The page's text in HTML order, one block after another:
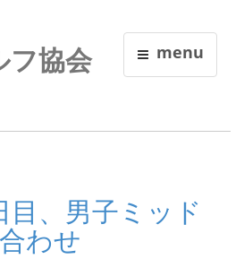
menu
フ協会
目、男子ミッド
わせ